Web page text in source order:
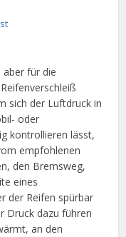
aber für die
sich der Luftdruck in
oder
kontrollieren lässt,
empfohlenen
den Bremsweg,
eines
der Reifen spürbar
Druck dazu führen
an den